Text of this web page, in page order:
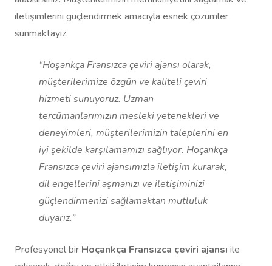
iletişimlerini güçlendirmek amacıyla esnek çözümler
sunmaktayız.
“Hoşankça Fransızca çeviri ajansı olarak,
müşterilerimize özgün ve kaliteli çeviri
hizmeti sunuyoruz. Uzman
tercümanlarımızın mesleki yetenekleri ve
deneyimleri, müşterilerimizin taleplerini en
iyi şekilde karşılamamızı sağlıyor. Hoçankça
Fransızca çeviri ajansımızla iletişim kurarak,
dil engellerini aşmanızı ve iletişiminizi
güçlendirmenizi sağlamaktan mutluluk
duyarız.”
Profesyonel bir Hoçankça Fransızca çeviri ajansı ile